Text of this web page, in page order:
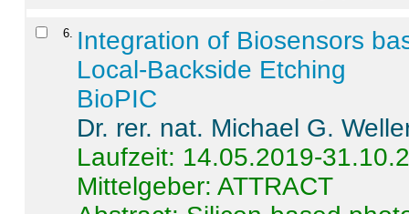
6
Integration of Biosensors
Local-Backside Etching
BioPIC
Dr. rer. nat. Michael G.
Laufzeit: 14.05.2019-
Mittelgeber: ATTRACT